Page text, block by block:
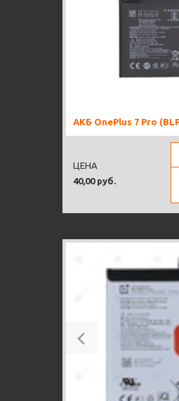
АКБ OnePlus 7 Pro
40,00 руб.
ЦЕНА